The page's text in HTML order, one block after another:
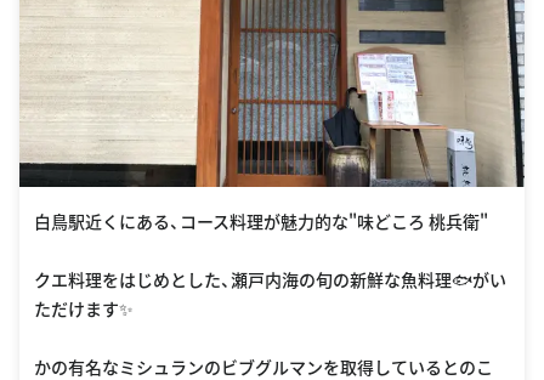
白鳥駅近くにある、コース料理が魅力的な"味どころ 桃兵衛"
クエ料理をはじめとした、瀬戸内海の旬の新鮮な魚料理🐟がい
ただけます✨
かの有名なミシュランのビブグルマンを取得しているとのこ